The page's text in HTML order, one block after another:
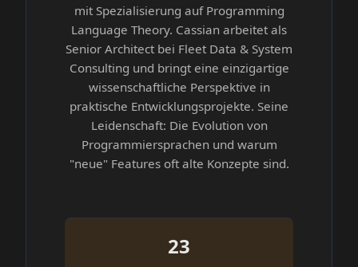
mit Spezialisierung auf Programming
Language Theory. Cassian arbeitet als
Senior Architect bei Fleet Data & System
Consulting und bringt eine einzigartige
wissenschaftliche Perspektive in
praktische Entwicklungsprojekte. Seine
Leidenschaft: Die Evolution von
Programmiersprachen und warum
"neue" Features oft alte Konzepte sind.
23